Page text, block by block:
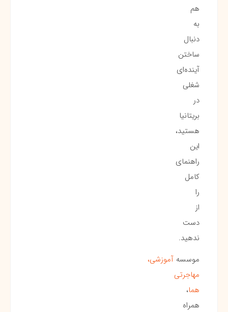
هم
به
دنبال
ساختن
آینده‌ای
شغلی
در
بریتانیا
هستید،
این
راهنمای
کامل
را
از
دست
ندهید.
موسسه آموزشی،
مهاجرتی
هما،
همراه